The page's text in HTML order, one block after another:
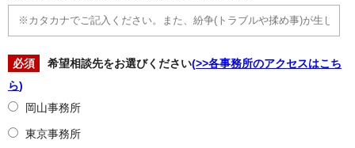
必須 希望相談先をお選びください(>>各事務所のアクセスはこち
ら)
岡山事務所
東京事務所